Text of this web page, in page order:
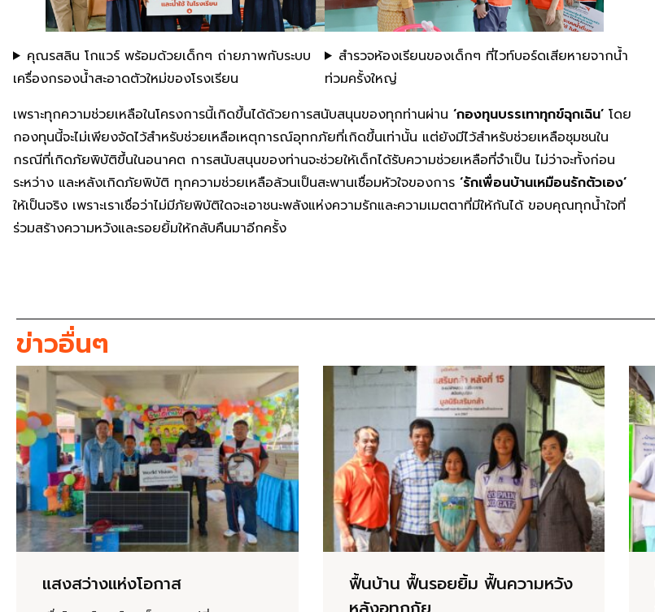
คุณรสลิน โกแวร์ พร้อมด้วยเด็กๆ ถ่ายภาพกับระบบ
เครื่องกรองน้ำสะอาดตัวใหม่ของโรงเรียน
สำรวจห้องเรียนของเด็กๆ ที่ไวท์บอร์ดเสียหายจากน้ำ
ท่วมครั้งใหญ่
เพราะทุกความช่วยเหลือในโครงการนี้เกิดขึ้นได้ด้วยการสนับสนุนของทุกท่านผ่าน ‘กองทุนบรรเทาทุกข์ฉุกเฉิน’ โดย
กองทุนนี้จะไม่เพียงจัดไว้สำหรับช่วยเหลือเหตุการณ์อุทกภัยที่เกิดขึ้นเท่านั้น แต่ยังมีไว้สำหรับช่วยเหลือชุมชนใน
กรณีที่เกิดภัยพิบัติขึ้นในอนาคต การสนับสนุนของท่านจะช่วยให้เด็กได้รับความช่วยเหลือที่จำเป็น ไม่ว่าจะทั้งก่อน
ระหว่าง และหลังเกิดภัยพิบัติ ทุกความช่วยเหลือล้วนเป็นสะพานเชื่อมหัวใจของการ ‘รักเพื่อนบ้านเหมือนรักตัวเอง’
ให้เป็นจริง เพราะเราเชื่อว่าไม่มีภัยพิบัติใดจะเอาชนะพลังแห่งความรักและความเมตตาที่มีให้กันได้ ขอบคุณทุกน้ำใจที่
ร่วมสร้างความหวังและรอยยิ้มให้กลับคืนมาอีกครั้ง
ข่าวอื่นๆ
แสงสว่างแห่งโอกาส
ฟื้นบ้าน ฟื้นรอยยิ้ม ฟื้นความหวัง